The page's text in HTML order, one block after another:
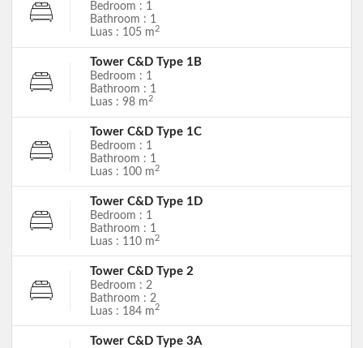
Bedroom : 1
Bathroom : 1
Luas : 105 m 2
Tower C&D Type 1B
Bedroom : 1
Bathroom : 1
Luas : 98 m 2
Tower C&D Type 1C
Bedroom : 1
Bathroom : 1
Luas : 100 m 2
Tower C&D Type 1D
Bedroom : 1
Bathroom : 1
Luas : 110 m 2
Tower C&D Type 2
Bedroom : 2
Bathroom : 2
Luas : 184 m2
Tower C&D Type 3A